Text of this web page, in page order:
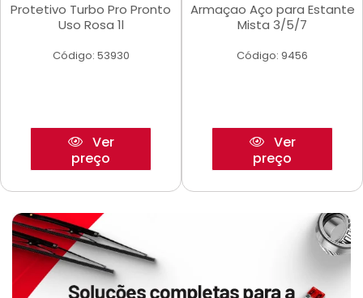
Protetivo Turbo Pro Pronto
Uso Rosa 1l
Código: 53930
Ver
preço
Armaçao Aço para Estante
Mista 3/5/7
Código: 9456
Ver
preço